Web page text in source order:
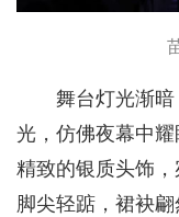
舞台灯光渐
光，仿佛夜幕中
精致的银质头饰
脚尖轻踮，裙袂